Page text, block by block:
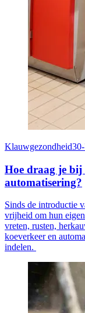
Klauwgezondheid
Hoe draag je bij
automatisering?
Sinds de introductie
vrijheid om hun
vreten, rusten,
koeverkeer en
indelen.